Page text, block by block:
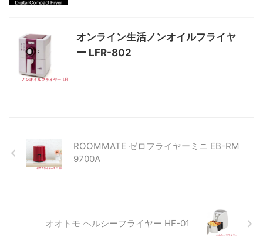
オンライン生活ノンオイルフライヤ
ー LFR-802
ROOMMATE ゼロフライヤーミニ EB-RM
9700A
オオトモ ヘルシーフライヤー HF-01